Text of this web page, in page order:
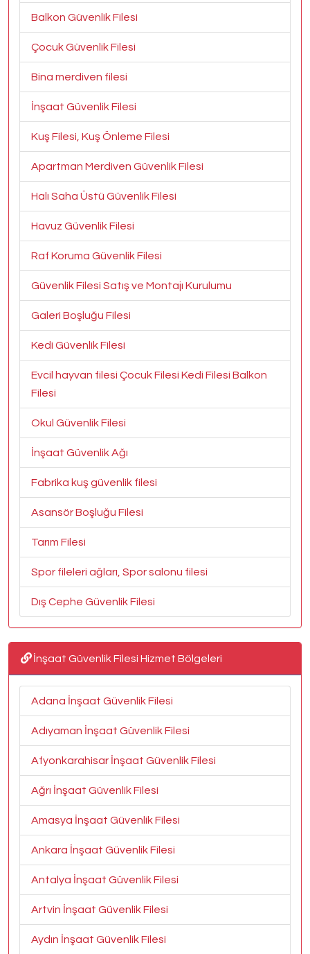
Balkon Güvenlik Filesi
Çocuk Güvenlik Filesi
Bina merdiven filesi
İnşaat Güvenlik Filesi
Kuş Filesi, Kuş Önleme Filesi
Apartman Merdiven Güvenlik Filesi
Halı Saha Üstü Güvenlik Filesi
Havuz Güvenlik Filesi
Raf Koruma Güvenlik Filesi
Güvenlik Filesi Satış ve Montajı Kurulumu
Galeri Boşluğu Filesi
Kedi Güvenlik Filesi
Evcil hayvan filesi Çocuk Filesi Kedi Filesi Balkon
Filesi
Okul Güvenlik Filesi
İnşaat Güvenlik Ağı
Fabrika kuş güvenlik filesi
Asansör Boşluğu Filesi
Tarım Filesi
Spor fileleri ağları, Spor salonu filesi
Dış Cephe Güvenlik Filesi
İnşaat Güvenlik Filesi Hizmet Bölgeleri
Adana İnşaat Güvenlik Filesi
Adıyaman İnşaat Güvenlik Filesi
Afyonkarahisar İnşaat Güvenlik Filesi
Ağrı İnşaat Güvenlik Filesi
Amasya İnşaat Güvenlik Filesi
Ankara İnşaat Güvenlik Filesi
Antalya İnşaat Güvenlik Filesi
Artvin İnşaat Güvenlik Filesi
Aydın İnşaat Güvenlik Filesi